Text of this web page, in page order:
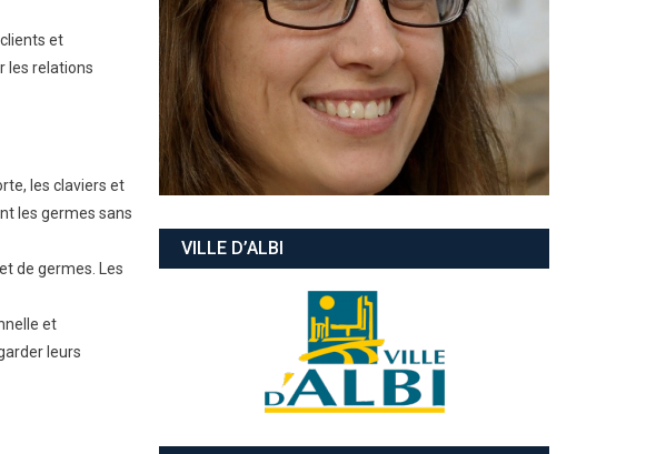
et
les relations
les claviers et
les germes sans
de germes. Les
et
leurs
VILLE D’ALBI